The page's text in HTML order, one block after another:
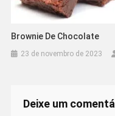
Brownie De Chocolate
23 de novembro de 2023
Deixe um